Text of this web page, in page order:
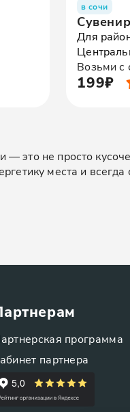
в сочи
Для
Возьми с
199₽
— это не просто
места и
программа
партнера